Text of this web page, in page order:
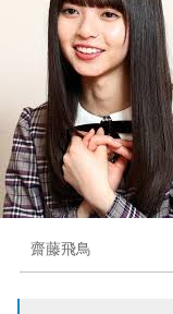
齋藤飛鳥